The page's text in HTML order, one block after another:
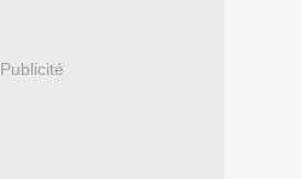
Publicité